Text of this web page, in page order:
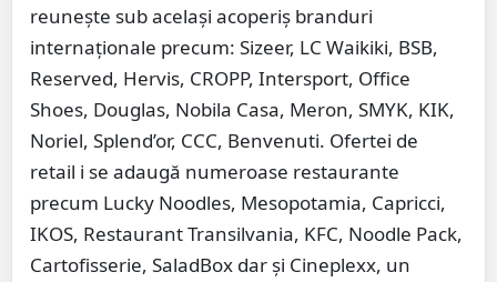
reunește sub același acoperiș branduri
internaționale precum: Sizeer, LC Waikiki, BSB,
Reserved, Hervis, CROPP, Intersport, Office
Shoes, Douglas, Nobila Casa, Meron, SMYK, KIK,
Noriel, Splend’or, CCC, Benvenuti. Ofertei de
retail i se adaugă numeroase restaurante
precum Lucky Noodles, Mesopotamia, Capricci,
IKOS, Restaurant Transilvania, KFC, Noodle Pack,
Cartofisserie, SaladBox dar și Cineplexx, un